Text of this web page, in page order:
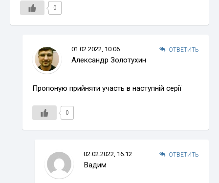
0
ОТВЕТИТЬ
01.02.2022, 10:06
Александр Золотухин
Пропоную прийняти участь в наступній серії
0
ОТВЕТИТЬ
02.02.2022, 16:12
Вадим